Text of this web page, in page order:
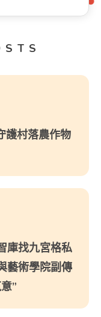
護村落農作物
庫找九宮格私
藝術學院副傳
”